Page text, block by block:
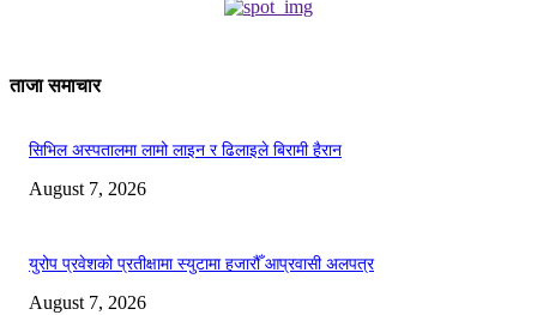
ताजा समाचार
सिभिल अस्पतालमा लामो लाइन र ढिलाइले बिरामी हैरान
August 7, 2026
युरोप प्रवेशको प्रतीक्षामा स्युटामा हजारौँ आप्रवासी अलपत्र
August 7, 2026